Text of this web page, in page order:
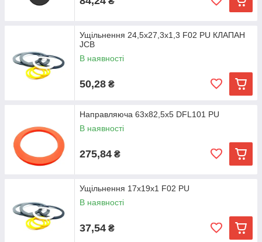
Ущільнення 24,5х27,3х1,3 F02 PU КЛАПАН
JCB
В наявності
50,28 ₴
Направляюча 63х82,5х5 DFL101 PU
В наявності
275,84 ₴
Ущільнення 17х19х1 F02 PU
В наявності
37,54 ₴